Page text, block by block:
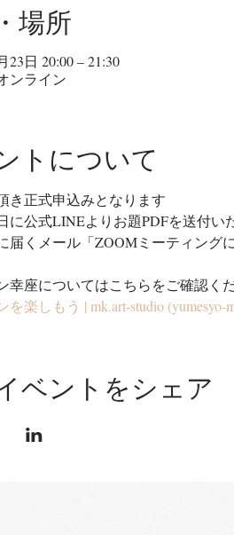
場所
23日 20:00 – 21:30
ンライン
トについて
き正式申込みとなります
に公式LINEよりお題PDFを送付い
届くメール「ZOOMミーティング
幸座についてはこちらをご確認く
を楽しもう | mk.art-studio (yumesyo-
ベントをシェア